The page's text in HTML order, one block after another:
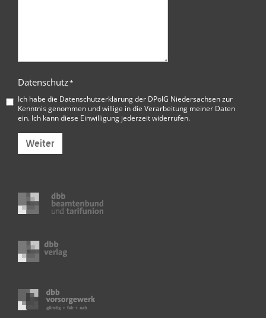
Datenschutz*
Ich habe die Datenschutzerklärung der DPolG Niedersachsenzur
Kenntnis genommen und willige in die Verarbeitung meiner Daten
ein. Ich kann diese Einwilligung jederzeit widerrufen.
Weiter